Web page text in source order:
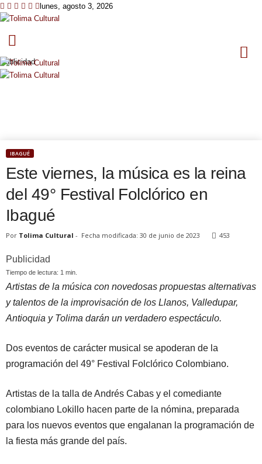
lunes, agosto 3, 2026
l
i
m
Publicidad
IBAGUÉ
Este viernes, la música es la reina
del 49° Festival Folclórico en
Ibagué
Por Tolima Cultural - Fecha modificada: 30 de junio de 2023 453
Publicidad
Tiempo de lectura: 1 min.
Artistas de la música con novedosas propuestas alternativas
y talentos de la improvisación de los Llanos, Valledupar,
Antioquia y Tolima darán un verdadero espectáculo.
Dos eventos de carácter musical se apoderan de la
programación del 49° Festival Folclórico Colombiano.
Artistas de la talla de Andrés Cabas y el comediante
colombiano Lokillo hacen parte de la nómina, preparada
para los nuevos eventos que engalanan la programación de
la fiesta más grande del país.